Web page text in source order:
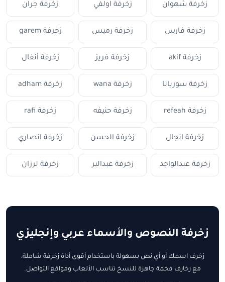
زخرفة شهوان زخرفة اولفي زخرفة جران
زخرفة فارس زخرفة رميس زخرفة garem
زخرفة akif زخرفة فريز زخرفة أنفال
زخرفة سوريانا زخرفة wana زخرفة adham
زخرفة refeah زخرفة حنيفه زخرفة rafi
زخرفة انجال زخرفة الحسن زخرفة انصاري
زخرفة عبدالواجد زخرفة عبدالبر زخرفة لرزان
زخرفة النصوص والأسماء عربي وإنجليزي
زخرف اسمك أو أي نص بسهولة باستخدام أقوى أداة زخرفة شاملة،
مع زخارف فخمة جاهزة للنسخ تناسب الألعاب ومواقع التواصل.